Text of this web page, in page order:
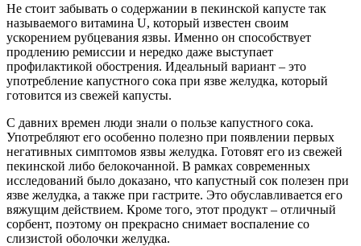
Не стоит забывать о содержании в пекинской капусте так
называемого витамина U, который известен своим
ускорением рубцевания язвы. Именно он способствует
продлению ремиссии и нередко даже выступает
профилактикой обострения. Идеальный вариант – это
употребление капустного сока при язве желудка, который
готовится из свежей капусты.
С давних времен люди знали о пользе капустного сока.
Употребляют его особенно полезно при появлении первых
негативных симптомов язвы желудка. Готовят его из свежей
пекинской либо белокочанной. В рамках современных
исследований было доказано, что капустный сок полезен при
язве желудка, а также при гастрите. Это обуславливается его
вяжущим действием. Кроме того, этот продукт – отличный
сорбент, поэтому он прекрасно снимает воспаление со
слизистой оболочки желудка.